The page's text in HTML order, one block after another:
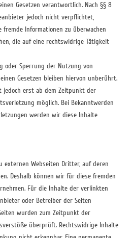
Gesetzen verantwortlich. Nach §§ 8
jedoch nicht verpflichtet,
Informationen zu überwachen
die auf eine rechtswidrige Tätigkeit
oder Sperrung der Nutzung von
Gesetzen bleiben hiervon unberührt.
jedoch erst ab dem Zeitpunkt der
möglich. Bei Bekanntwerden
werden wir diese Inhalte
externen Webseiten Dritter, auf deren
Deshalb können wir für diese fremden
Für die Inhalte der verlinkten
oder Betreiber der Seiten
wurden zum Zeitpunkt der
überprüft. Rechtswidrige Inhalte